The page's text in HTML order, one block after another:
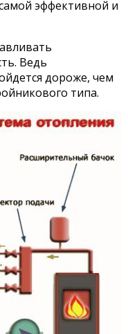
эффективной и
Ведь
дороже, чем
типа.